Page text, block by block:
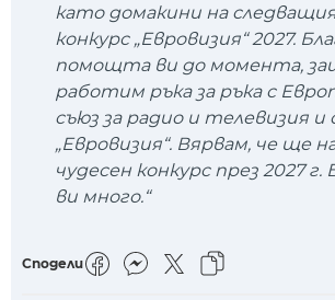
като домакини на
конкурс „Евровизия“ 2027.
помощта ви до момента,
работим ръка за ръка с
съюз за радио и телевизия и
„Евровизия“. Вярвам, че ще
чудесен конкурс през 2027 г.
ви много.“
Сподели